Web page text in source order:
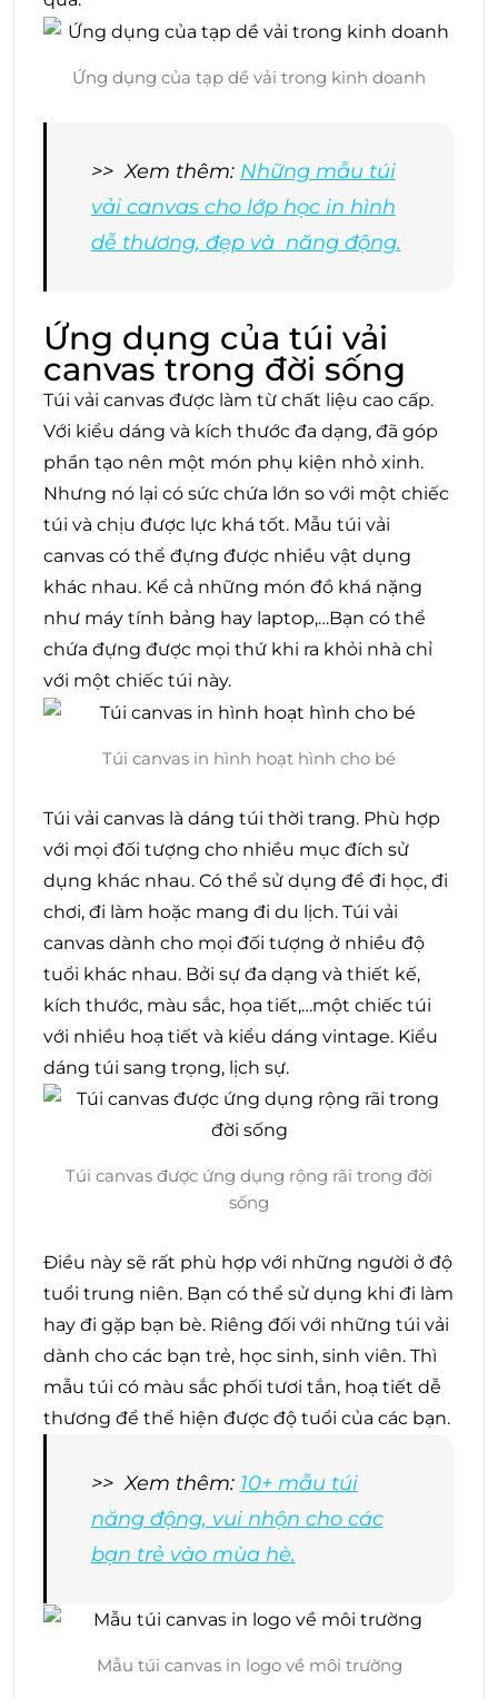
Ứng dụng của tạp dề vải trong kinh doanh
>> Xem thêm: Những mẫu túi
vải canvas cho lớp học in hình
dễ thương, đẹp và năng động.
Ứng dụng của túi vải
canvas trong đời sống
Túi vải canvas được làm từ chất liệu cao cấp.
Với kiểu dáng và kích thước đa dạng, đã góp
phần tạo nên một món phụ kiện nhỏ xinh.
Nhưng nó lại có sức chứa lớn so với một chiếc
túi và chịu được lực khá tốt. Mẫu túi vải
canvas có thể đựng được nhiều vật dụng
khác nhau. Kể cả những món đồ khá nặng
như máy tính bảng hay laptop,…Bạn có thể
chứa đựng được mọi thứ khi ra khỏi nhà chỉ
với một chiếc túi này.
Túi canvas in hình hoạt hình cho bé
Túi vải canvas là dáng túi thời trang. Phù hợp
với mọi đối tượng cho nhiều mục đích sử
dụng khác nhau. Có thể sử dụng để đi học, đi
chơi, đi làm hoặc mang đi du lịch. Túi vải
canvas dành cho mọi đối tượng ở nhiều độ
tuổi khác nhau. Bởi sự đa dạng và thiết kế,
kích thước, màu sắc, họa tiết,…một chiếc túi
với nhiều hoạ tiết và kiểu dáng vintage. Kiểu
dáng túi sang trọng, lịch sự.
Túi canvas được ứng dụng rộng rãi trong đời
sống
Điều này sẽ rất phù hợp với những người ở độ
tuổi trung niên. Bạn có thể sử dụng khi đi làm
hay đi gặp bạn bè. Riêng đối với những túi vải
dành cho các bạn trẻ, học sinh, sinh viên. Thì
mẫu túi có màu sắc phối tươi tắn, hoạ tiết dễ
thương để thể hiện được độ tuổi của các bạn.
>> Xem thêm: 10+ mẫu túi
năng động, vui nhộn cho các
bạn trẻ vào mùa hè.
Mẫu túi canvas in logo về môi trường